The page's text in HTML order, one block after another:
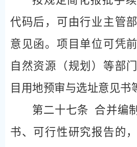
代码后，可由行业主管
意见函。项目单位可凭
自然资源（规划）等部
目用地预审与选址意见书
第二十七条 合并编
书、可行性研究报告的